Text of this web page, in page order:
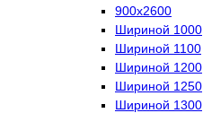
900х2600
Шириной 1000
Шириной 1100
Шириной 1200
Шириной 1250
Шириной 1300